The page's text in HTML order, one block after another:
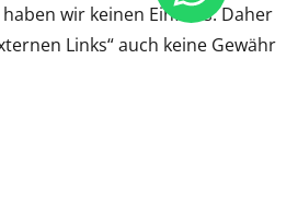
wir keinen Einfluss. Daher
Links“ auch keine Gewähr